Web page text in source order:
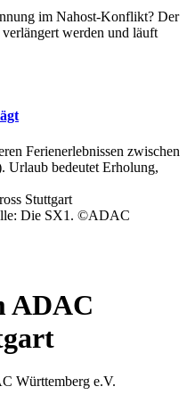
im Nahost-Konflikt? Der
werden und läuft
Ferienerlebnissen zwischen
Urlaub bedeutet Erholung,
Die SX1. ©ADAC
ADAC
Württemberg e.V.